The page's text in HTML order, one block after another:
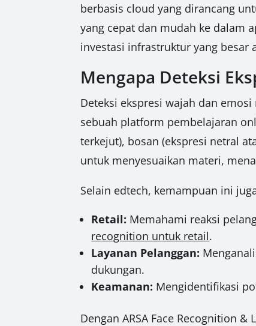
berbasis cloud yang dirancang
yang cepat dan mudah ke dalam
investasi infrastruktur yang besar
Mengapa Deteksi
Deteksi ekspresi wajah dan
sebuah platform pembelajaran
terkejut), bosan (ekspresi netral
untuk menyesuaikan materi,
Selain edtech, kemampuan ini
Retail: Memahami reaksi
recognition untuk retail.
Layanan Pelanggan:
dukungan.
Keamanan: Mengidentifikasi
Dengan ARSA Face Recognition